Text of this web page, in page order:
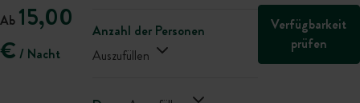
Ab 15,00
€ / Nacht
Anzahl der Personen
Auszufüllen
Verfügbarkeit
prüfen